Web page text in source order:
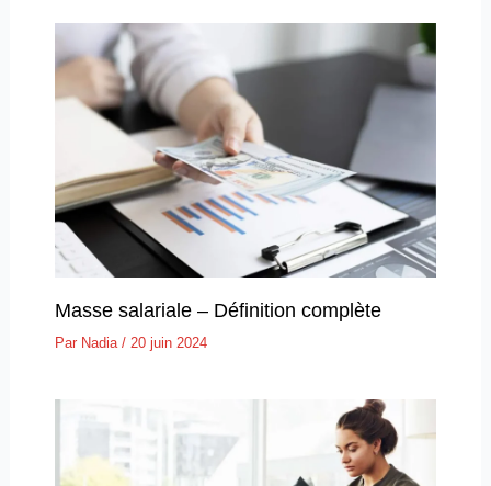
Masse salariale – Définition complète
Par Nadia / 20 juin 2024